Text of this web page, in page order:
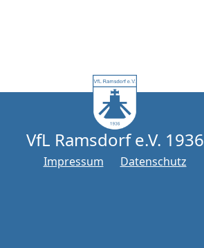
VfL Ramsdorf e.V. 1936
Impressum Datenschutz